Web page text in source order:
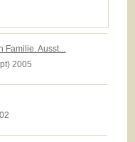
Ausst...
2005